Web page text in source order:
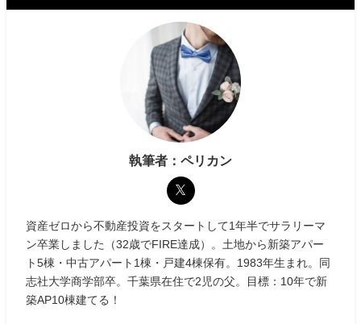
執筆者：ペリカン
資産ゼロから不動産投資をスタートして1年半でサラリーマ
ン卒業しました（32歳でFIRE達成）。土地から新築アパー
ト5棟・中古アパート1棟・戸建4棟保有。1983年生まれ。同
志社大学商学部卒。千葉県在住で2児の父。目標：10年で新
築AP10棟建てる！